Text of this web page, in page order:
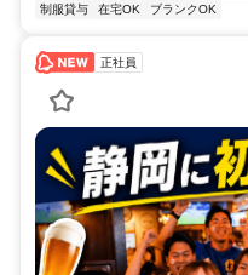
制服貸与
在宅OK ブランクOK
正社員